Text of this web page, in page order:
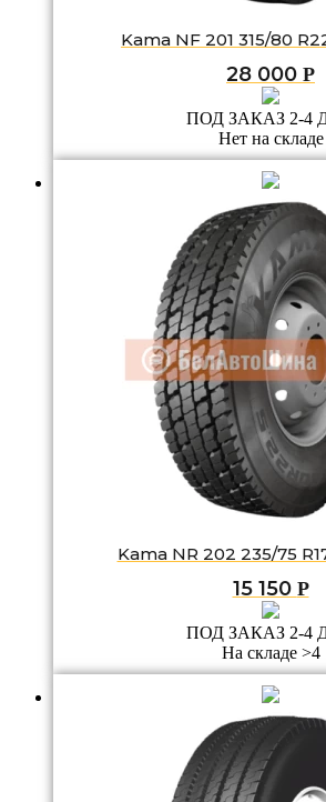
Kama NF 201 315/80
28 000 Р
ПОД ЗАКАЗ 2-4
Нет на складе
Kama NR 202 235/75
15 150 Р
ПОД ЗАКАЗ 2-4
На складе >4